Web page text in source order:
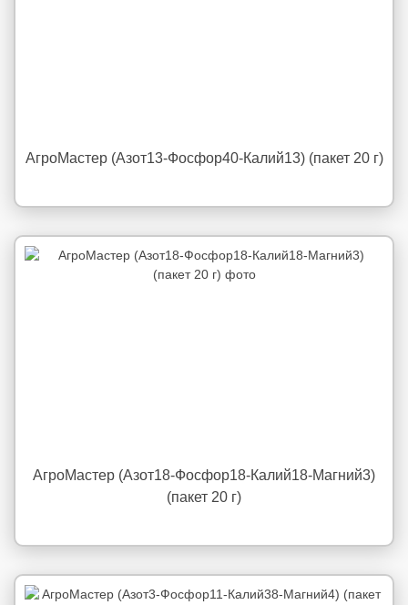
АгроМастер (Азот13-Фосфор40-Калий13) (пакет 20 г)
АгроМастер (Азот18-Фосфор18-Калий18-Магний3)
(пакет 20 г)